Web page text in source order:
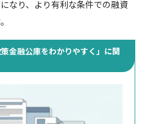
なり、より有利な条件での融資
金融公庫をわかりやすく」に関